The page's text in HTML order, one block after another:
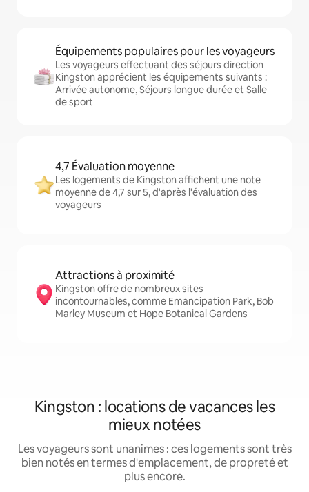
Équipements populaires pour les voyageurs
Les voyageurs effectuant des séjours direction
Kingston apprécient les équipements suivants :
Arrivée autonome, Séjours longue durée et Salle
de sport
4,7 Évaluation moyenne
Les logements de Kingston affichent une note
moyenne de 4,7 sur 5, d'après l'évaluation des
voyageurs
Attractions à proximité
Kingston offre de nombreux sites
incontournables, comme Emancipation Park, Bob
Marley Museum et Hope Botanical Gardens
Kingston : locations de vacances les
mieux notées
Les voyageurs sont unanimes : ces logements sont très
bien notés en termes d'emplacement, de propreté et
plus encore.